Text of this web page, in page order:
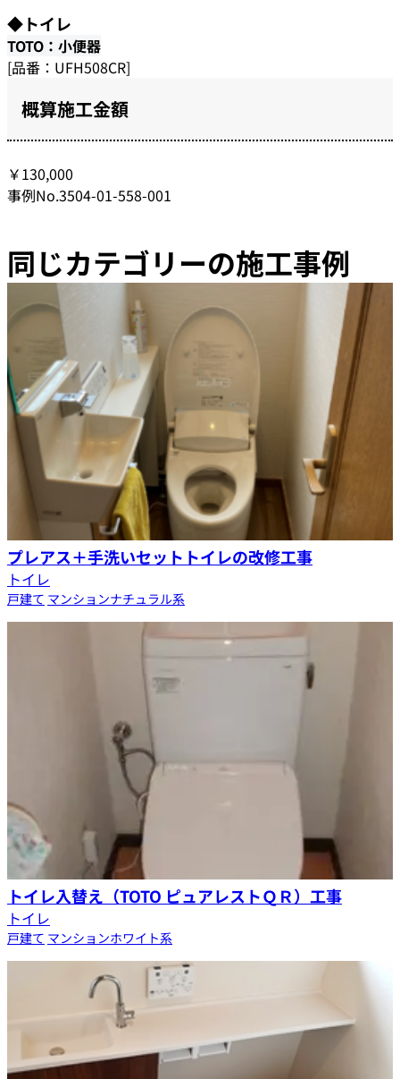
◆トイレ
TOTO：小便器
[品番：UFH508CR]
概算施工金額
￥130,000
事例No.3504-01-558-001
同じカテゴリーの施工事例
プレアス＋手洗いセットトイレの改修工事
トイレ
戸建て マンションナチュラル系
トイレ入替え（TOTO ピュアレストＱＲ）工事
トイレ
戸建て マンションホワイト系